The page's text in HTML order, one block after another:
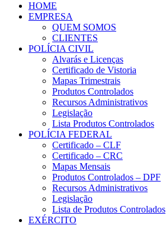
HOME
EMPRESA
QUEM SOMOS
CLIENTES
POLÍCIA CIVIL
Alvarás e Licenças
Certificado de Vistoria
Mapas Trimestrais
Produtos Controlados
Recursos Administrativos
Legislação
Lista Produtos Controlados
POLÍCIA FEDERAL
Certificado – CLF
Certificado – CRC
Mapas Mensais
Produtos Controlados – DPF
Recursos Administrativos
Legislação
Lista de Produtos Controlados
EXÉRCITO